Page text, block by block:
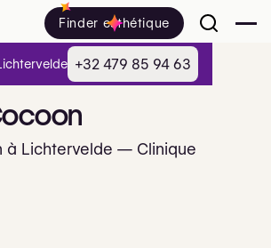
Finder esthétique
à Lichtervelde — Clinique
+32 479 85 94 63